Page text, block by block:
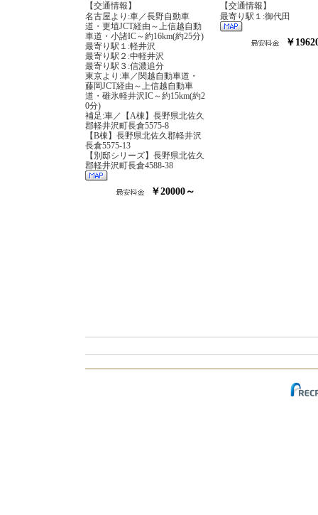
【交通情報】
名古屋より:車／長野自動車
道・更埴JCT経由～上信越自動
車道・小諸IC～約16km(約25分)
最寄り駅１:軽井沢
最寄り駅２:中軽井沢
最寄り駅３:信濃追分
東京より:車／関越自動車道・
藤岡JCT経由～上信越自動車
道・碓氷軽井沢IC～約15km(約2
0分)
補足:車／【A棟】長野県北佐久
郡軽井沢町長倉5575-8
【B棟】長野県北佐久郡軽井沢
長倉5575-13
【別邸シリーズ】長野県北佐久
郡軽井沢町長倉4588-38
￥20000～
【交通情報】
最寄り駅１:御代田
￥